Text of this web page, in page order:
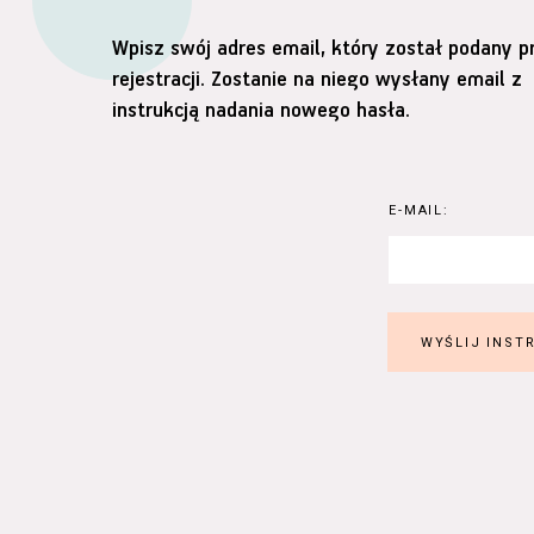
Wpisz swój adres email, który został podany
rejestracji. Zostanie na niego wysłany email z
instrukcją nadania nowego hasła.
E-MAIL: